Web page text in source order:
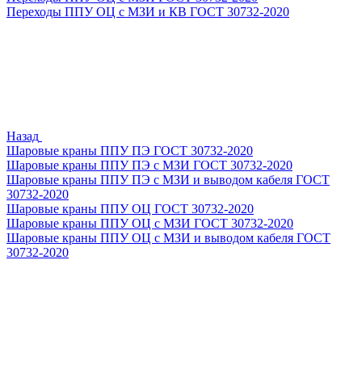
Переходы ППУ ОЦ с МЗИ и КВ ГОСТ 30732-2020
Назад
Шаровые краны ППУ ПЭ ГОСТ 30732-2020
Шаровые краны ППУ ПЭ с МЗИ ГОСТ 30732-2020
Шаровые краны ППУ ПЭ с МЗИ и выводом кабеля ГОСТ
30732-2020
Шаровые краны ППУ ОЦ ГОСТ 30732-2020
Шаровые краны ППУ ОЦ с МЗИ ГОСТ 30732-2020
Шаровые краны ППУ ОЦ с МЗИ и выводом кабеля ГОСТ
30732-2020